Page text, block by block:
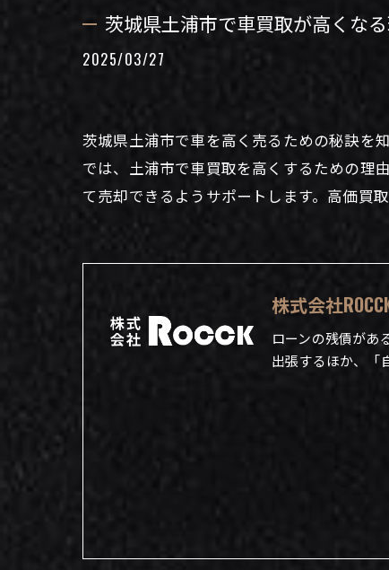
茨城県土浦市で車買取が高くな
2025/03/27
茨城県土浦市で車を高く売るための秘訣を
では、土浦市で車買取を高くするための理
て売却できるようサポートします。高価買
株式会社
ローンの残債があ
出張するほか、「